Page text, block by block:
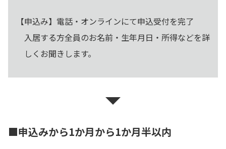
【申込み】電話・オンラインにて申込受付を完了
入居する方全員のお名前・生年月日・所得などを詳
しくお聞きします。
■申込みから1か月から1か月半以内